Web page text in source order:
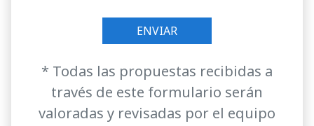
* Todas las propuestas recibidas a
través de este formulario serán
valoradas y revisadas por el equipo